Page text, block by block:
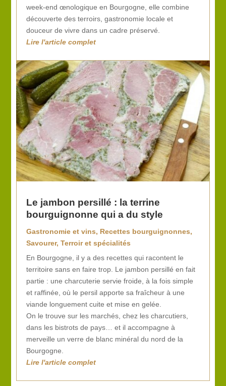
week-end œnologique en Bourgogne, elle combine
découverte des terroirs, gastronomie locale et
douceur de vivre dans un cadre préservé.
Le jambon persillé : la terrine
bourguignonne qui a du style
Gastronomie et vins, Recettes bourguignonnes,
Savourer,Terroir et spécialités
En Bourgogne, il y a des recettes qui racontent le
territoire sans en faire trop. Le jambon persillé en fait
partie : une charcuterie servie froide, à la fois simple
et raffinée, où le persil apporte sa fraîcheur à une
viande longuement cuite et mise en gelée.
On le trouve sur les marchés, chez les charcutiers,
dans les bistrots de pays… et il accompagne à
merveille un verre de blanc minéral du nord de la
Bourgogne.